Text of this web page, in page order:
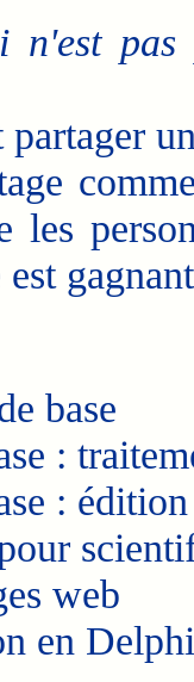
n'est
les
base
:
:
web
en